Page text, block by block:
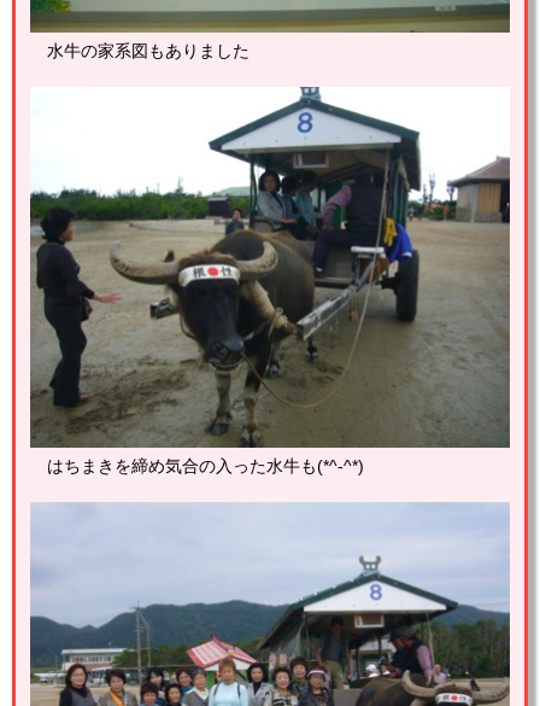
水牛の家系図もありました
はちまきを締め気合の入った水牛も(*^-^*)